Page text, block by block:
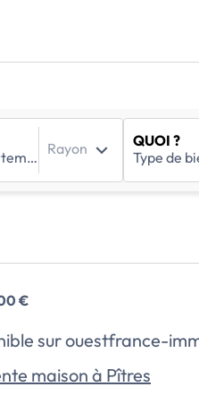
Rayon QUOI ?
€
sur ouestfrance-
maison à Pîtres